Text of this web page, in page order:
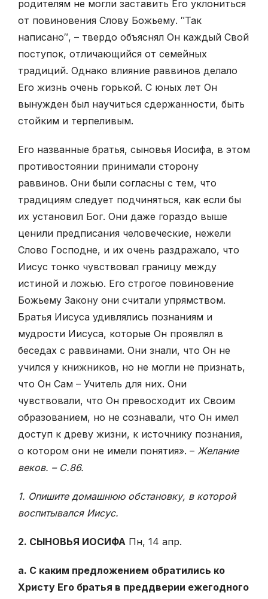
родителям не могли заставить Его уклониться
от повиновения Слову Божьему. ″Так
написано″, – твердо объяснял Он каждый Свой
поступок, отличающийся от семейных
традиций. Однако влияние раввинов делало
Его жизнь очень горькой. С юных лет Он
вынужден был научиться сдержанности, быть
стойким и терпеливым.
Его названные братья, сыновья Иосифа, в этом
противостоянии принимали сторону
раввинов. Они были согласны с тем, что
традициям следует подчиняться, как если бы
их установил Бог. Они даже гораздо выше
ценили предписания человеческие, нежели
Слово Господне, и их очень раздражало, что
Иисус тонко чувствовал границу между
истиной и ложью. Его строгое повиновение
Божьему Закону они считали упрям­ством.
Братья Иисуса удивлялись познаниям и
мудрости Иисуса, кото­рые Он проявлял в
беседах с раввинами. Они знали, что Он не
учился у книжников, но не могли не признать,
что Он Сам – Учитель для них. Они
чувствовали, что Он превосходит их Своим
образованием, но не сознавали, что Он имел
доступ к древу жизни, к источнику познания,
о котором они не имели понятия». – Желание
веков. – С.86.
1. Опишите домашнюю обстановку, в которой
воспитывался Иисус.
2. СЫНОВЬЯ ИОСИФА Пн, 14 апр.
а. С каким предложением обратились ко
Христу Его братья в преддверии ежегодного